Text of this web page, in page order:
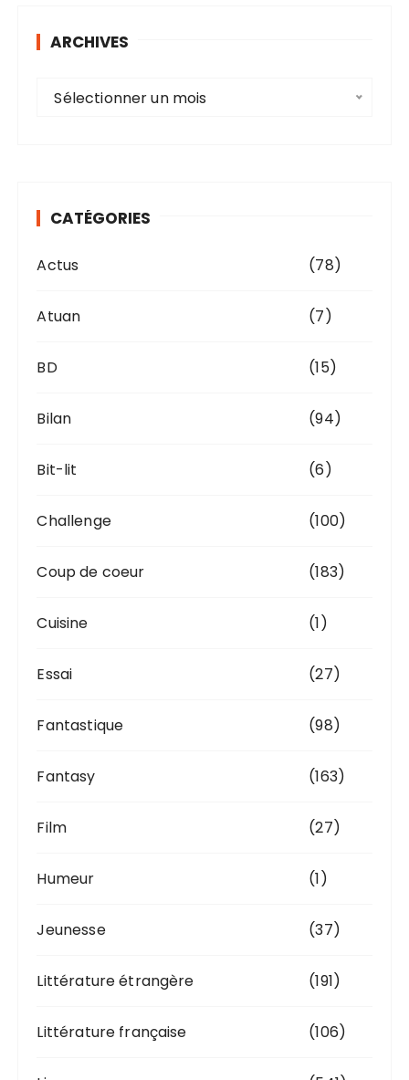
ARCHIVES
e
Sélectionner un mois
CATÉGORIES
Actus (78)
Atuan (7)
BD (15)
Bilan (94)
Bit-lit (6)
Challenge (100)
Coup de coeur (183)
Cuisine (1)
Essai (27)
Fantastique (98)
Fantasy (163)
Film (27)
Humeur (1)
Jeunesse (37)
Littérature étrangère (191)
Littérature française (106)